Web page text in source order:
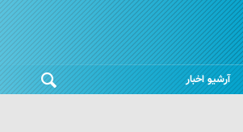
آرشیو اخبار